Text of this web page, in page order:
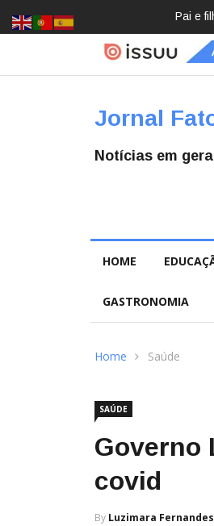
Jornal
Notícias em geral
HOME
GASTRONOMIA
Home Saúde
SAÚDE
Governo
covid
By Luzimara Fernandes